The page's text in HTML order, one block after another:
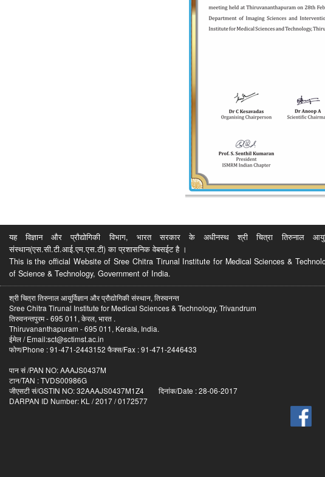
यह विज्ञान और प्रौद्योगिकी विभाग, भारत सरकार के अधीनस्थ श्री चित्रा तिरुनाल
संस्थान(एस.सी.टी.आई.एम.एस.टी) का प्रशासनिक वेबसईट है ।
This is the official Website of Sree Chitra Tirunal Institute for Medical Sciences &
of Science & Technology, Government of India.
श्री चित्रा तिरुनाल आयुर्विज्ञान और प्रौद्योगिकी संस्थान, तिरुवनन्त
Sree Chitra Tirunal Institute for Medical Sciences & Technology, Trivandrum
तिरुवनन्तपुरम - 695 011, केरल, भारत .
Thiruvananthapuram - 695 011, Kerala, India.
ईमेल / Email:sct@sctimst.ac.in
फोण/Phone : 91-471-2443152 फैक्स/Fax : 91-471-2446433
पान सं /PAN NO: AAAJS0437M
टान/TAN : TVDS00986G
जीएसटी सं/GSTIN NO: 32AAAJS0437M1Z4 दिनांक/Date : 28-06-2017
DARPAN ID Number: KL / 2017 / 0172577